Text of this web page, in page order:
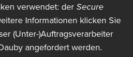
verwendet: der Secure
Informationen klicken Sie
(Unter-)Auftragsverarbeiter
angefordert werden.